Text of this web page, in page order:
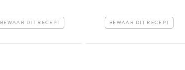
BEWAAR DIT RECEPT BEWAAR DIT RECEPT